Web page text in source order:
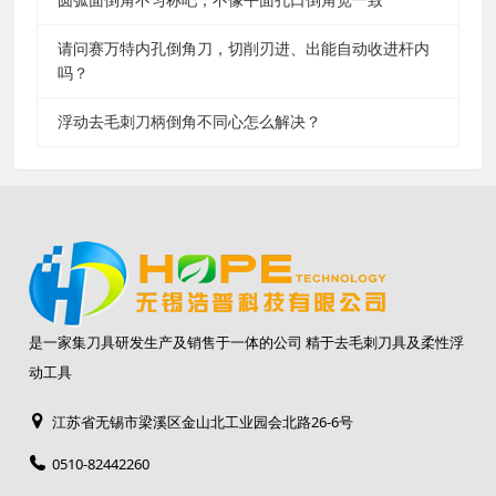
请问赛万特内孔倒角刀，切削刃进、出能自动收进杆内
吗？
浮动去毛刺刀柄倒角不同心怎么解决？
是一家集刀具研发生产及销售于一体的公司 精于去毛刺刀具及柔性浮
动工具
江苏省无锡市梁溪区金山北工业园会北路26-6号
0510-82442260